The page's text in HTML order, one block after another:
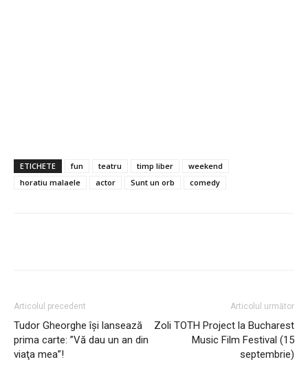
ETICHETE fun teatru timp liber
weekend
horatiu malaele
actor Sunt un orb comedy
Articolul precedent
Tudor Gheorghe îşi lansează
prima carte: ”Vă dau un an din
viaţa mea”!
Articolul următor
Zoli TOTH Project la Bucharest
Music Film Festival (15
septembrie)